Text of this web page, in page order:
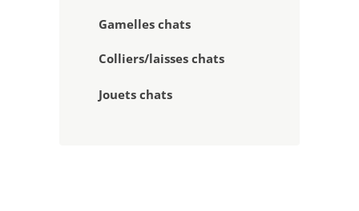
Gamelles chats
Colliers/laisses chats
Jouets chats